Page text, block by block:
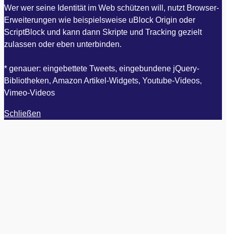
Wer wer seine Identität im Web schützen will, nutzt Browser-
Erweiterungen wie beispielsweise uBlock Origin oder
ScriptBlock und kann dann Skripte und Tracking gezielt
zulassen oder eben unterbinden.
* genauer: eingebettete Tweets, eingebundene jQuery-
Bibliotheken, Amazon Artikel-Widgets, Youtube-Videos,
Vimeo-Videos
Schließen